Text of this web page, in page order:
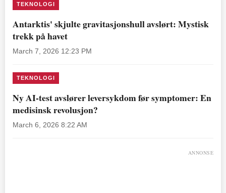
TEKNOLOGI
Antarktis' skjulte gravitasjonshull avslørt: Mystisk
trekk på havet
March 7, 2026 12:23 PM
TEKNOLOGI
Ny AI-test avslører leversykdom før symptomer: En
medisinsk revolusjon?
March 6, 2026 8:22 AM
ANNONSE